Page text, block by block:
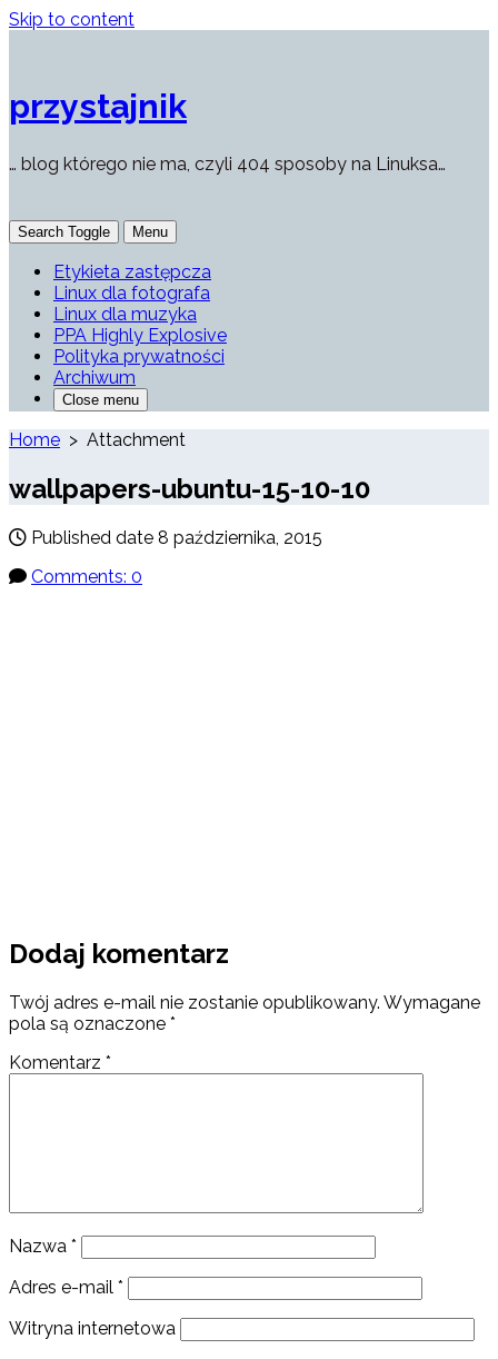
Skip to content
przystajnik
… blog którego nie ma, czyli 404 sposoby na Linuksa…
Search Toggle Menu
Etykieta zastępcza
Linux dla fotografa
Linux dla muzyka
PPA Highly Explosive
Polityka prywatności
Archiwum
Close menu
Home > Attachment
wallpapers-ubuntu-15-10-10
Published date 8 października, 2015
Comments: 0
Dodaj komentarz
Twój adres e-mail nie zostanie opublikowany. Wymagane
pola są oznaczone *
Komentarz *
Nazwa *
Adres e-mail *
Witryna internetowa